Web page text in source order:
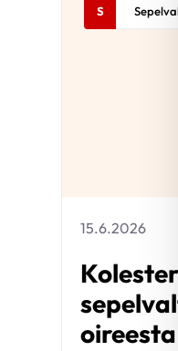
S
15.6.2026
oireesta